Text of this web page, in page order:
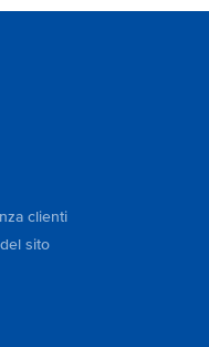
clienti
sito